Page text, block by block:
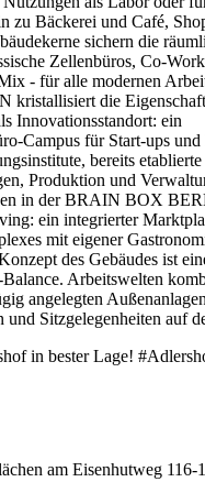
zu Bäckerei und Café,
sichern die
Zellenbüros, Co-
- für alle modernen
die
Innovationsstandort: ein
Campus für Start-ups und
bereits etablierte
Produktion und
in der BRAIN BOX
ein integrierter
mit eigener
des Gebäudes ist
Arbeitswelten
angelegten
und Sitzgelegenheiten auf
in bester Lage!
am Eisenhutweg